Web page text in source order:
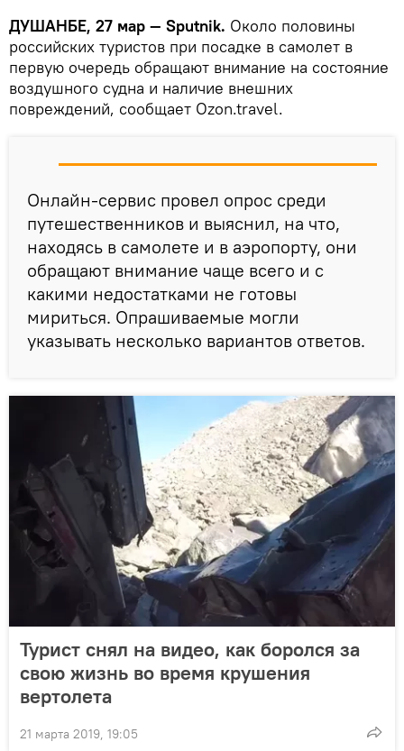
ДУШАНБЕ, 27 мар — Sputnik. Около половины
российских туристов при посадке в самолет в
первую очередь обращают внимание на состояние
воздушного судна и наличие внешних
повреждений, сообщает Ozon.travel.
Онлайн-сервис провел опрос среди
путешественников и выяснил, на что,
находясь в самолете и в аэропорту, они
обращают внимание чаще всего и с
какими недостатками не готовы
мириться. Опрашиваемые могли
указывать несколько вариантов ответов.
Турист снял на видео, как боролся за
свою жизнь во время крушения
вертолета
21 марта 2019, 19:05